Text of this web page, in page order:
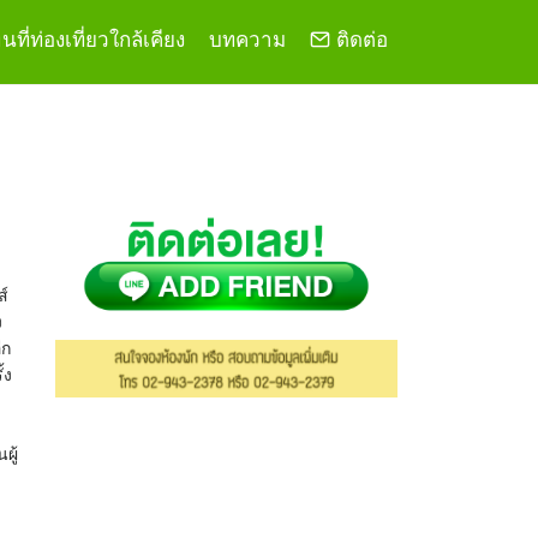
ที่ท่องเที่ยวใกล้เคียง บทความ ติดต่อ
ผู้